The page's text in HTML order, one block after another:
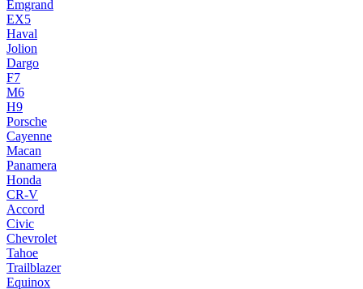
Emgrand
EX5
Haval
Jolion
Dargo
F7
M6
H9
Porsche
Cayenne
Macan
Panamera
Honda
CR-V
Accord
Civic
Chevrolet
Tahoe
Trailblazer
Equinox